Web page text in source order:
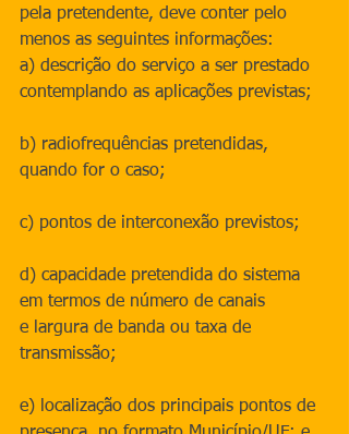
pela pretendente, deve conter pelo
menos as seguintes informações:
a) descrição do serviço a ser prestado
contemplando as aplicações previstas;
b) radiofrequências pretendidas,
quando for o caso;
c) pontos de interconexão previstos;
d) capacidade pretendida do sistema
em termos de número de canais
e largura de banda ou taxa de
transmissão;
e) localização dos principais pontos de